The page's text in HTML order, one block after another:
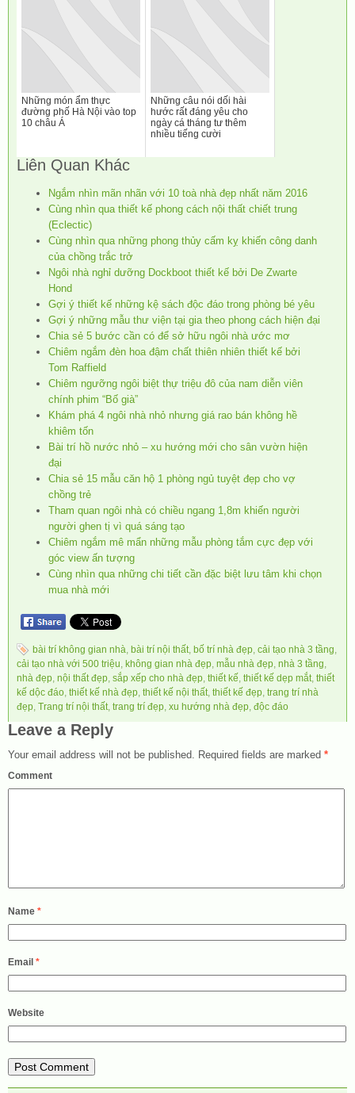
Những món ẩm thực
đường phố Hà Nội vào top
10 châu Á
Những câu nói dối hài
hước rất đáng yêu cho
ngày cá tháng tư thêm
nhiều tiếng cười
Liên Quan Khác
Ngắm nhìn mãn nhãn với 10 toà nhà đẹp nhất năm 2016
Cùng nhìn qua thiết kế phong cách nội thất chiết trung
(Eclectic)
Cùng nhìn qua những phong thủy cấm kỵ khiến công danh
của chồng trắc trở
Ngôi nhà nghỉ dưỡng Dockboot thiết kế bởi De Zwarte
Hond
Gợi ý thiết kế những kệ sách độc đáo trong phòng bé yêu
Gợi ý những mẫu thư viện tại gia theo phong cách hiện đại
Chia sẻ 5 bước cần có để sở hữu ngôi nhà ước mơ
Chiêm ngắm đèn hoa đậm chất thiên nhiên thiết kế bởi
Tom Raffield
Chiêm ngưỡng ngôi biệt thự triệu đô của nam diễn viên
chính phim “Bố già”
Khám phá 4 ngôi nhà nhỏ nhưng giá rao bán không hề
khiêm tốn
Bài trí hồ nước nhỏ – xu hướng mới cho sân vườn hiện
đại
Chia sẻ 15 mẫu căn hộ 1 phòng ngủ tuyệt đẹp cho vợ
chồng trẻ
Tham quan ngôi nhà có chiều ngang 1,8m khiến người
người ghen tị vì quá sáng tạo
Chiêm ngắm mê mẩn những mẫu phòng tắm cực đẹp với
góc view ấn tượng
Cùng nhìn qua những chi tiết cần đặc biệt lưu tâm khi chọn
mua nhà mới
bài trí không gian nhà bài trí nội thất bố trí nhà đẹp cải tạo nhà 3 tầng
cải tạo nhà với 500 triệu không gian nhà đẹp mẫu nhà đẹp nhà 3 tầng
nhà đẹp nội thất đẹp sắp xếp cho nhà đẹp thiết kế thiết kế dẹp mắt thiết
kế dộc đáo thiết kế nhà đẹp thiết kế nội thất thiết kế đẹp trang trí nhà
đẹp Trang trí nội thất trang trí đẹp xu hướng nhà đẹp độc đáo
Leave a Reply
Your email address will not be published. Required fields are marked *
Comment
Name *
Email *
Website